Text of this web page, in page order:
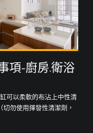
項-廚房.衛浴
可以柔軟的布沾上中性清
勿使用揮發性清潔劑，